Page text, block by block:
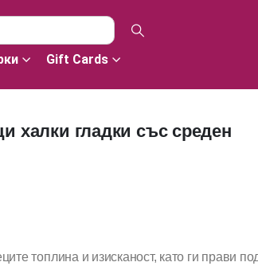
Gift Cards
халки гладки със среден
топлина и изисканост, като ги прави